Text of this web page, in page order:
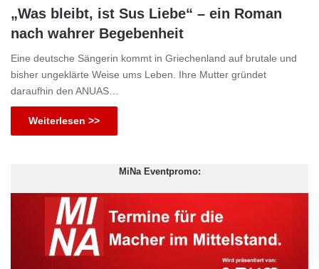
„Was bleibt, ist Sus Liebe“ – ein Roman
nach wahrer Begebenheit
Eine deutsche Sängerin kommt in Griechenland auf brutale und
bisher ungeklärte Weise ums Leben. Ihre Mutter gründet
daraufhin den ANUAS…
Weiterlesen >>
MiNa Eventpromo: